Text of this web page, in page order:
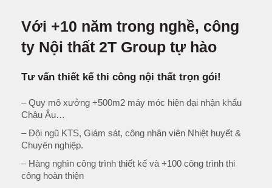
Với +10 năm trong nghề, công
ty Nội thất 2T Group tự hào
Tư vấn thiết kế thi công nội thất trọn gói!
– Quy mô xưởng +500m2 máy móc hiện đại nhận khẩu
Châu Âu…
– Đội ngũ KTS, Giám sát, công nhân viên Nhiệt huyết &
Chuyên nghiệp.
– Hàng nghìn công trình thiết kế và +100 công trình thi
công hoàn thiện